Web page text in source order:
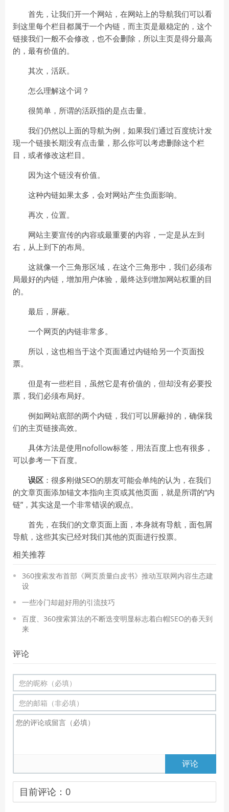
首先，让我们开一个网站，在网站上的导航我们可以看
到这里每个栏目都属于一个内链，而主页是最稳定的，这个
链接我们一般不会修改，也不会删除，所以主页是得分最高
的，最有价值的。
其次，活跃。
怎么理解这个词？
很简单，所谓的活跃指的是点击量。
我们仍然以上面的导航为例，如果我们通过百度统计发
现一个链接长期没有点击量，那么你可以考虑删除这个栏
目，或者修改这栏目。
因为这个链没有价值。
这种内链如果太多，会对网站产生负面影响。
再次，位置。
网站主要宣传的内容或最重要的内容，一定是从左到
右，从上到下的布局。
这就像一个三角形区域，在这个三角形中，我们必须布
局最好的内链，增加用户体验，最终达到增加网站权重的目
的。
最后，屏蔽。
一个网页的内链非常多。
所以，这也相当于这个页面通过内链给另一个页面投
票。
但是有一些栏目，虽然它是有价值的，但却没有必要投
票，我们必须布局好。
例如网站底部的两个内链，我们可以屏蔽掉的，确保我
们的主页链接高效。
具体方法是使用nofollow标签，用法百度上也有很多，
可以参考一下百度。
误区 ：很多刚做SEO的朋友可能会单纯的认为，在我们
的文章页面添加锚文本指向主页或其他页面，就是所谓的“内
链”，其实这是一个非常错误的观点。
首先，在我们的文章页面上面，本身就有导航，面包屑
导航，这些其实已经对我们其他的页面进行投票。
相关推荐
360搜索发布首部《网页质量白皮书》推动互联网内容生态建
设
一些冷门却超好用的引流技巧
百度、360搜索算法的不断迭变明显标志着白帽SEO的春天到
来
评论
评论
目前评论： 0